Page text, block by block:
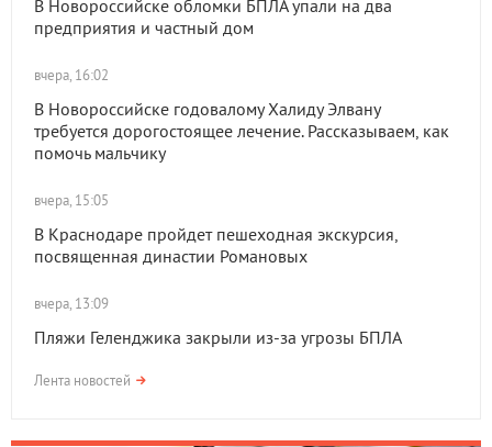
В Новороссийске обломки БПЛА упали на два
предприятия и частный дом
вчера, 16:02
В Новороссийске годовалому Халиду Элвану
требуется дорогостоящее лечение. Рассказываем, как
помочь мальчику
вчера, 15:05
В Краснодаре пройдет пешеходная экскурсия,
посвященная династии Романовых
вчера, 13:09
Пляжи Геленджика закрыли из-за угрозы БПЛА
Лента новостей